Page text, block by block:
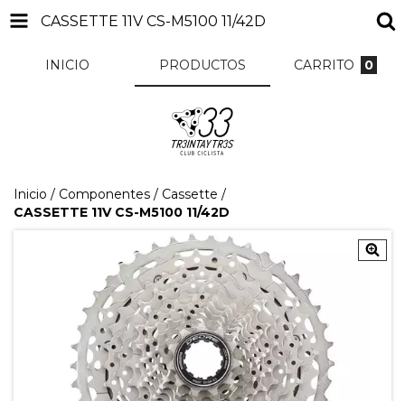
CASSETTE 11V CS-M5100 11/42D
INICIO PRODUCTOS CARRITO 0
Inicio / Componentes / Cassette /
CASSETTE 11V CS-M5100 11/42D